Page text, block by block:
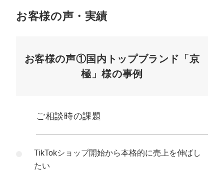
お客様の声・実績
お客様の声①国内トップブランド「京
極」様の事例
ご相談時の課題
TikTokショップ開始から本格的に売上を伸ばし
たい